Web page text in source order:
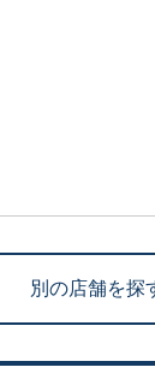
別の店舗を探